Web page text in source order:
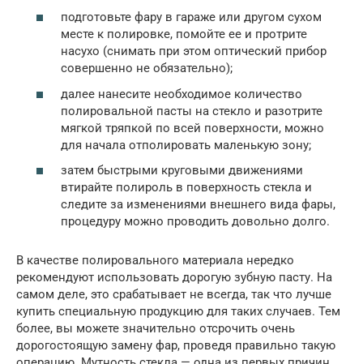
подготовьте фару в гараже или другом сухом
месте к полировке, помойте ее и протрите
насухо (снимать при этом оптический прибор
совершенно не обязательно);
далее нанесите необходимое количество
полировальной пасты на стекло и разотрите
мягкой тряпкой по всей поверхности, можно
для начала отполировать маленькую зону;
затем быстрыми круговыми движениями
втирайте полироль в поверхность стекла и
следите за изменениями внешнего вида фары,
процедуру можно проводить довольно долго.
В качестве полировального материала нередко
рекомендуют использовать дорогую зубную пасту. На
самом деле, это срабатывает не всегда, так что лучше
купить специальную продукцию для таких случаев. Тем
более, вы можете значительно отсрочить очень
дорогостоящую замену фар, проведя правильно такую